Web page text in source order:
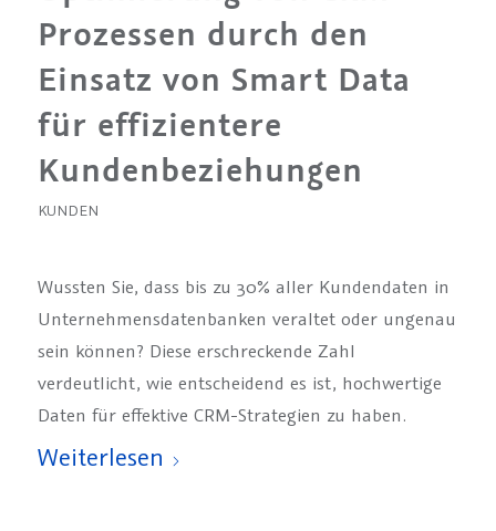
Prozessen durch den
Einsatz von Smart Data
für effizientere
Kundenbeziehungen
KUNDEN
Wussten Sie, dass bis zu 30% aller Kundendaten in
Unternehmensdatenbanken veraltet oder ungenau
sein können? Diese erschreckende Zahl
verdeutlicht, wie entscheidend es ist, hochwertige
Daten für effektive CRM-Strategien zu haben.
Weiterlesen